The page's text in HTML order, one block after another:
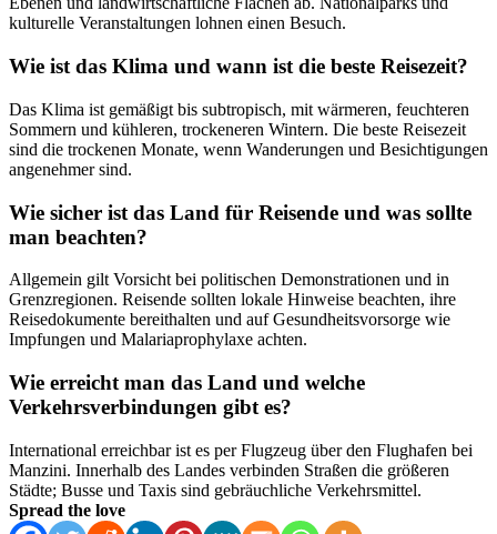
kulturelle Veranstaltungen lohnen einen Besuch.
Wie ist das Klima und wann ist die beste Reisezeit?
Das Klima ist gemäßigt bis subtropisch, mit wärmeren, feuchteren
Sommern und kühleren, trockeneren Wintern. Die beste Reisezeit
sind die trockenen Monate, wenn Wanderungen und Besichtigungen
angenehmer sind.
Wie sicher ist das Land für Reisende und was sollte
man beachten?
Allgemein gilt Vorsicht bei politischen Demonstrationen und in
Grenzregionen. Reisende sollten lokale Hinweise beachten, ihre
Reisedokumente bereithalten und auf Gesundheitsvorsorge wie
Impfungen und Malariaprophylaxe achten.
Wie erreicht man das Land und welche
Verkehrsverbindungen gibt es?
International erreichbar ist es per Flugzeug über den Flughafen bei
Manzini. Innerhalb des Landes verbinden Straßen die größeren
Städte; Busse und Taxis sind gebräuchliche Verkehrsmittel.
Spread the love